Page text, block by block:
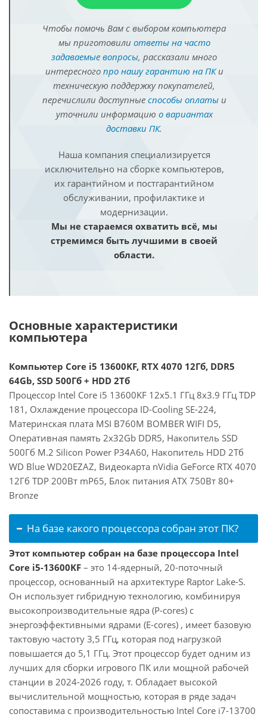
Чтобы помочь Вам с выбором компьютера
мы приготовили ответы на часто
задаваемые вопросы, рассказали много
интересного про нашу гарантию на ПКи
техническую поддержку покупателей,
перечислили доступные способы оплатыи
уточнили информацию о вариантах
доставки ПК.
Наша компания специализируется
исключительно на сборке компьютеров,
их гарантийном и постгарантийном
обслуживании, профилактике и
модернизации.
Мы не стараемся охватить всё, мы
стремимся быть лучшими в своей
области.
Основные характеристики
компьютера
Компьютер Core i5 13600KF, RTX 4070 12Гб, DDR5
64Gb, SSD 500Гб + HDD 2Тб
Процессор Intel Core i5 13600KF 12x5.1 ГГц 8x3.9 ГГц TDP
181, Охлаждение процессора ID-Cooling SE-224,
Материнская плата MSI B760M BOMBER WIFI D5,
Оперативная память 2x32Gb DDR5, Накопитель SSD
500Гб M.2 Silicon Power P34A60, Накопитель HDD 2Тб
WD Blue WD20EZAZ, Видеокарта nVidia GeForce RTX 4070
12Гб TDP 200Вт mP65, Блок питания ATX 750Вт 80+
Bronze
На базе какого процессора собран этот ПК?
Этот компьютер собран на базе процессора Intel
Core i5-13600KF – это 14-ядерный, 20-поточный
процессор, основанный на архитектуре Raptor Lake-S.
Он использует гибридную технологию, комбинируя
высокопроизводительные ядра (P-cores) с
энергоэффективными ядрами (E-cores) , имеет базовую
тактовую частоту 3,5 ГГц, которая под нагрузкой
повышается до 5,1 ГГц. Этот процессор будет одним из
лучших для сборки игрового ПК или мощной рабочей
станции в 2024-2026 году, т. Обладает высокой
вычислительной мощностью, которая в ряде задач
сопоставима с производительностью Intel Core i7-13700